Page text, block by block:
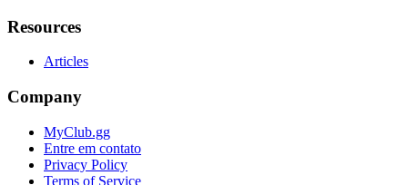
Resources
Articles
Company
MyClub.gg
Entre em contato
Privacy Policy
Terms of Service